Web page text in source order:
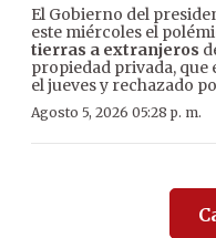
El Gobierno del
este miércoles el
tierras a extranjeros
propiedad privada, que
el jueves y rechazado
Agosto 5, 2026 05:28 p. m.